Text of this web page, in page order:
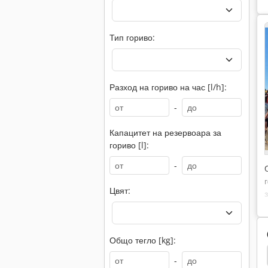
Тип гориво:
Разход на гориво на час [l/h]:
-
Капацитет на резервоара за
гориво [l]:
-
Цвят:
Общо тегло [kg]:
-
Мини Банциг Багер Багер Кофи